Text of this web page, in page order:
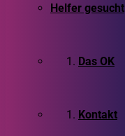
Helfer gesucht
Das OK
Kontakt